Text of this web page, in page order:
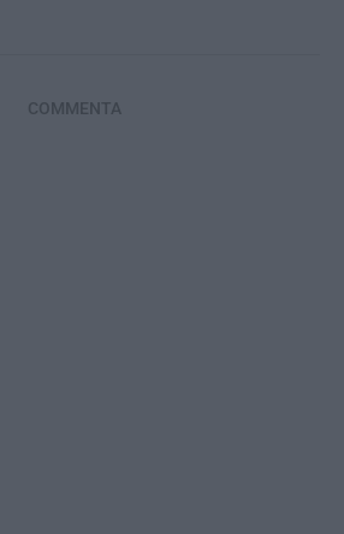
COMMENTA